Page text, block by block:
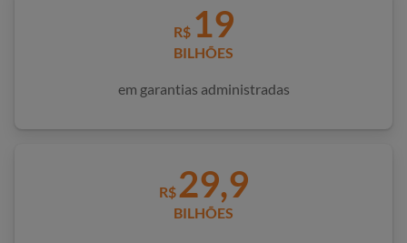
R$ 19
BILHÕES
em garantias administradas
R$29,9
BILHÕES